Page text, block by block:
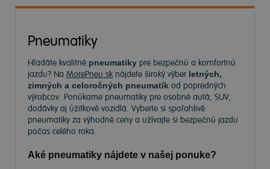
Pneumatiky
Hľadáte kvalitné pneumatiky pre bezpečnú a komfortnú
jazdu? Na MorePneu.sknájdete široký výber letných,
zimných a celoročných pneumatík od popredných
výrobcov. Ponúkame pneumatiky pre osobné autá, SUV,
dodávky aj úžitkové vozidlá. Vyberte si spoľahlivé
pneumatiky za výhodné ceny a užívajte si bezpečnú jazdu
počas celého roka.
Aké pneumatiky nájdete v našej ponuke?